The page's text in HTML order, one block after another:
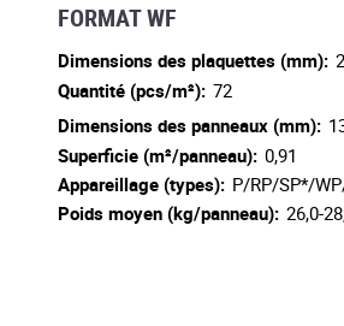
FORMAT WF
Dimensions des plaquettes (mm):
Quantité (pcs/m²): 72
Dimensions des panneaux (mm):
Superficie (m²/panneau): 0,91
Appareillage (types): P/RP/SP*/
Poids moyen (kg/panneau): 26,0-